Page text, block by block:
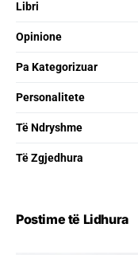
Libri
Opinione
Pa Kategorizuar
Personalitete
Të Ndryshme
Të Zgjedhura
Postime të Lidhura